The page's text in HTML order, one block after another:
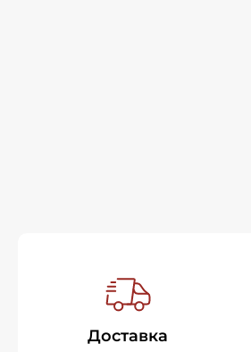
Доставка